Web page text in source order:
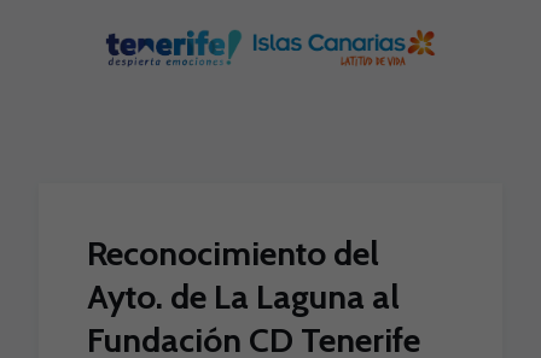
Reconocimiento del
Ayto. de La Laguna al
Fundación CD Tenerife